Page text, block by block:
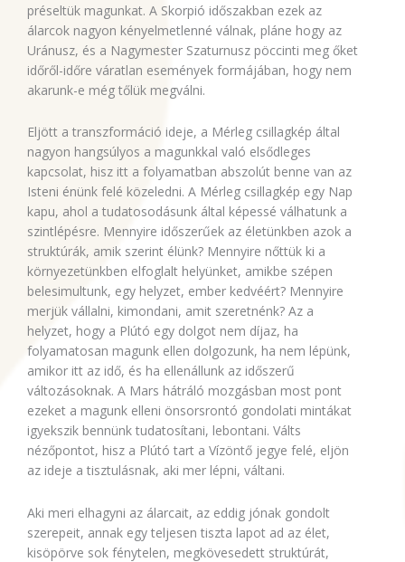
préseltük magunkat. A Skorpió időszakban ezek az
álarcok nagyon kényelmetlenné válnak, pláne hogy az
Uránusz, és a Nagymester Szaturnusz pöccinti meg őket
időről-időre váratlan események formájában, hogy nem
akarunk-e még tőlük megválni.
Eljött a transzformáció ideje, a Mérleg csillagkép által
nagyon hangsúlyos a magunkkal való elsődleges
kapcsolat, hisz itt a folyamatban abszolút benne van az
Isteni énünk felé közeledni. A Mérleg csillagkép egy Nap
kapu, ahol a tudatosodásunk által képessé válhatunk a
szintlépésre. Mennyire időszerűek az életünkben azok a
struktúrák, amik szerint élünk? Mennyire nőttük ki a
környezetünkben elfoglalt helyünket, amikbe szépen
belesimultunk, egy helyzet, ember kedvéért? Mennyire
merjük vállalni, kimondani, amit szeretnénk? Az a
helyzet, hogy a Plútó egy dolgot nem díjaz, ha
folyamatosan magunk ellen dolgozunk, ha nem lépünk,
amikor itt az idő, és ha ellenállunk az időszerű
változásoknak. A Mars hátráló mozgásban most pont
ezeket a magunk elleni önsorsrontó gondolati mintákat
igyekszik bennünk tudatosítani, lebontani. Válts
nézőpontot, hisz a Plútó tart a Vízöntő jegye felé, eljön
az ideje a tisztulásnak, aki mer lépni, váltani.
Aki meri elhagyni az álarcait, az eddig jónak gondolt
szerepeit, annak egy teljesen tiszta lapot ad az élet,
kisöpörve sok fénytelen, megkövesedett struktúrát,